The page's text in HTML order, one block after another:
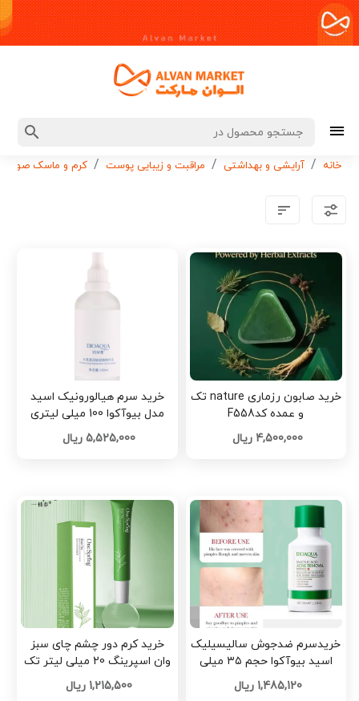
خانه آرایشی و بهداشتی مراقبت و زیبایی پوست کرم و ماسک صورت
خرید صابون رزماری nature تک
و عمده کدF558
4,500,000 ریال
خرید سرم هیالورونیک اسید
مدل بیوآکوا 100 میلی لیتری
تک و عمده کد G7137
5,525,000 ریال
خریدسرم ضدجوش سالیسیلیک
اسید بیوآکوا حجم ۳۵ میلی
لیتر تک و عمده کد G6845
1,485,120 ریال
خرید کرم دور چشم چای سبز
وان اسپرینگ 20 میلی لیتر تک
و عمده کد Z3577
1,215,500 ریال